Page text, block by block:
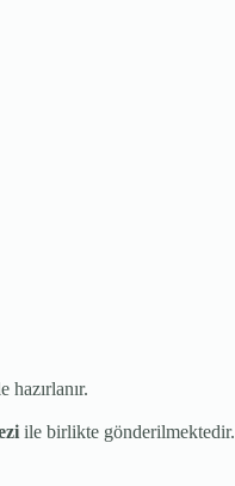
hazırlanır.
ile birlikte gönderilmektedir.